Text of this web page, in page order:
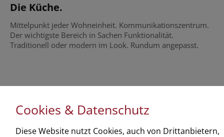
Die Küche.
Mittelpunkt jeder Wohneinheit. Kommunikationszentrum.
Der wichtigste Bereich in Sachen Funktionalität.
Traditionell oder modern im Look. Rundum angepasst.
Cookies & Datenschutz
Diese Website nutzt Cookies, auch von Drittanbietern,